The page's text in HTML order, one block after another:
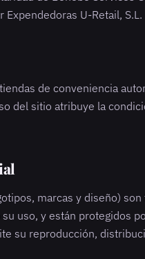
Expendedoras U-Retail, S.L.
de conveniencia
del sitio atribuye la
marcas y diseño)
uso, y están protegidos
su reproducción,